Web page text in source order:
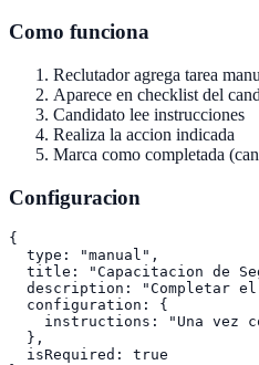
Como funciona
Reclutador agrega tarea
Aparece en checklist del
Candidato lee instrucciones
Realiza la accion indicada
Marca como completada
Configuracion
{
  type: "manual",
title: "Capacitacion de
description: "Completar
  configuration: {
instructions: "Una vez
  },
  isRequired: true